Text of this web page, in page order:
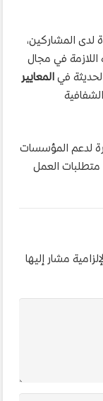
لدى المشاركين،
اللازمة في مجال
فيالمعايير
لدعم المؤسسات
متطلبات العمل
مشار إليها